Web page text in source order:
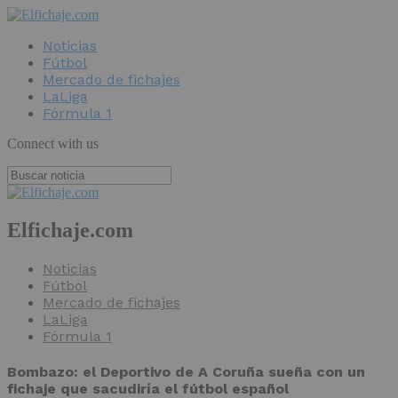
Noticias
Fútbol
Mercado de fichajes
LaLiga
Fórmula 1
Connect with us
Elfichaje.com
Noticias
Fútbol
Mercado de fichajes
LaLiga
Fórmula 1
Bombazo: el Deportivo de A Coruña sueña con un
fichaje que sacudiría el fútbol español